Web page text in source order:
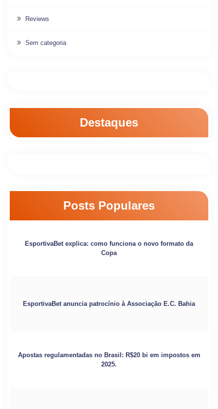
Reviews
Sem categoria
Destaques
Posts Populares
EsportivaBet explica: como funciona o novo formato da
Copa
EsportivaBet anuncia patrocínio à Associação E.C. Bahia
Apostas regulamentadas no Brasil: R$20 bi em impostos em
2025.